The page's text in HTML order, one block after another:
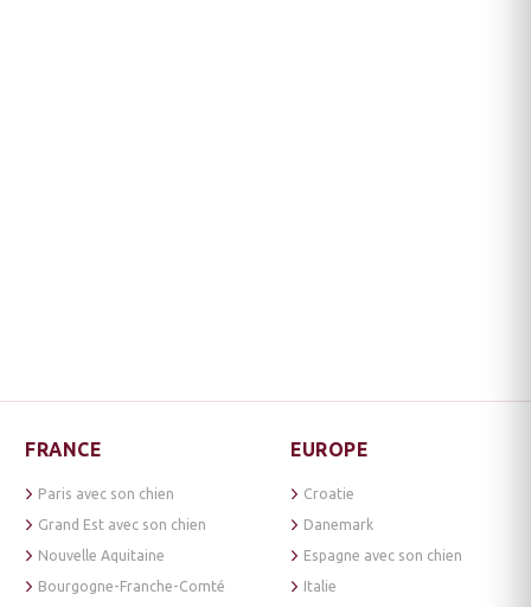
FRANCE
Paris avec son chien
Grand Est avec son chien
Nouvelle Aquitaine
Bourgogne-Franche-Comté
EUROPE
Croatie
Danemark
Espagne avec son chien
Italie